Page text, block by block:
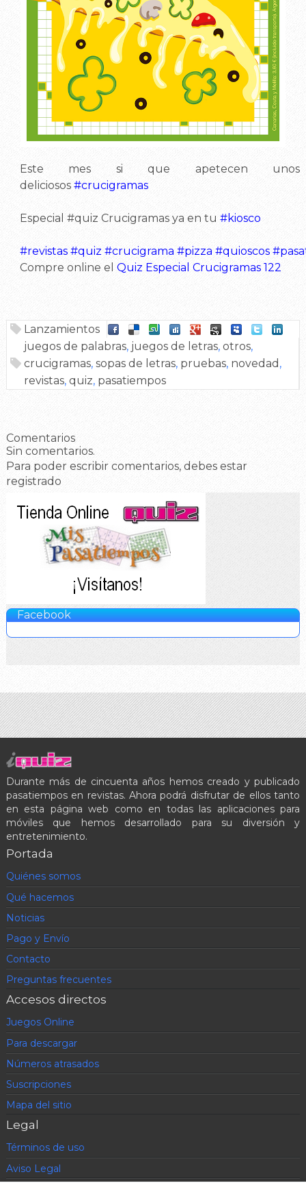
Este mes si que apetecen unos
deliciosos #crucigramas
Especial #quiz Crucigramas ya en tu #kiosco
#revistas #quiz #crucigrama #pizza #quioscos
Compre online el Quiz Especial Crucigramas 122
Lanzamientos
juegos de palabras, juegos de letras, otros,
crucigramas, sopas de letras, pruebas, novedad ,
revistas, quiz, pasatiempos
Comentarios
Sin comentarios.
Para poder escribir comentarios, debes estar
registrado
Facebook
Durante más de cincuenta años hemos creado y publicado
pasatiempos en revistas. Ahora podrá disfrutar de ellos tanto
en esta página web como en todas las aplicaciones para
móviles que hemos desarrollado para su diversión y
entretenimiento.
Portada
Quiénes somos
Qué hacemos
Noticias
Pago y Envío
Contacto
Preguntas frecuentes
Accesos directos
Juegos Online
Para descargar
Números atrasados
Suscripciones
Mapa del sitio
Legal
Términos de uso
Aviso Legal